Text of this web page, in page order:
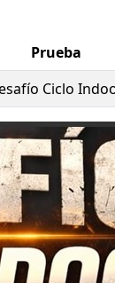
en un
del
Prueba
Ciclo